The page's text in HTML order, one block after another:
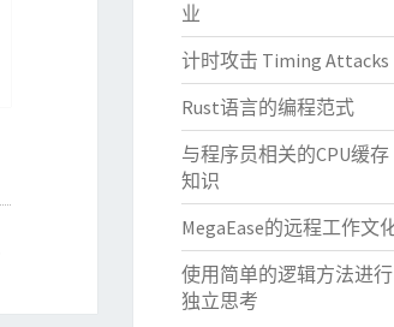
业
计时攻击 Timing Attacks
Rust语言的编程范式
与程序员相关的CPU缓存
知识
MegaEase的远程工作文
使用简单的逻辑方法进行
独立思考